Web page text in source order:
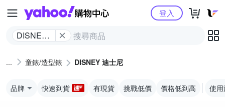
Yahoo購物中心
DISNEY
登入
童錶/造型錶 DISNEY 迪士尼
品牌 快速到貨 有現貨 挑戰低價 價格低到高 使